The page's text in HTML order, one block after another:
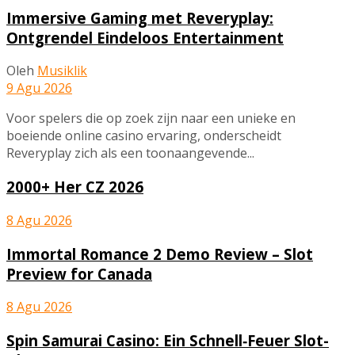
Immersive Gaming met Reveryplay:
Ontgrendel Eindeloos Entertainment
Oleh Musiklik
9 Agu 2026
Voor spelers die op zoek zijn naar een unieke en
boeiende online casino ervaring, onderscheidt
Reveryplay zich als een toonaangevende...
2000+ Her CZ 2026
8 Agu 2026
Immortal Romance 2 Demo Review – Slot
Preview for Canada
8 Agu 2026
Spin Samurai Casino: Ein Schnell‑Feuer Slot-